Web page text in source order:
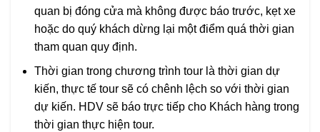
quan bị đóng cửa mà không được báo trước, kẹt xe
hoặc do quý khách dừng lại một điểm quá thời gian
tham quan quy định.
Thời gian trong chương trình tour là thời gian dự
kiến, thực tế tour sẽ có chênh lệch so với thời gian
dự kiến. HDV sẽ báo trực tiếp cho Khách hàng trong
thời gian thực hiện tour.